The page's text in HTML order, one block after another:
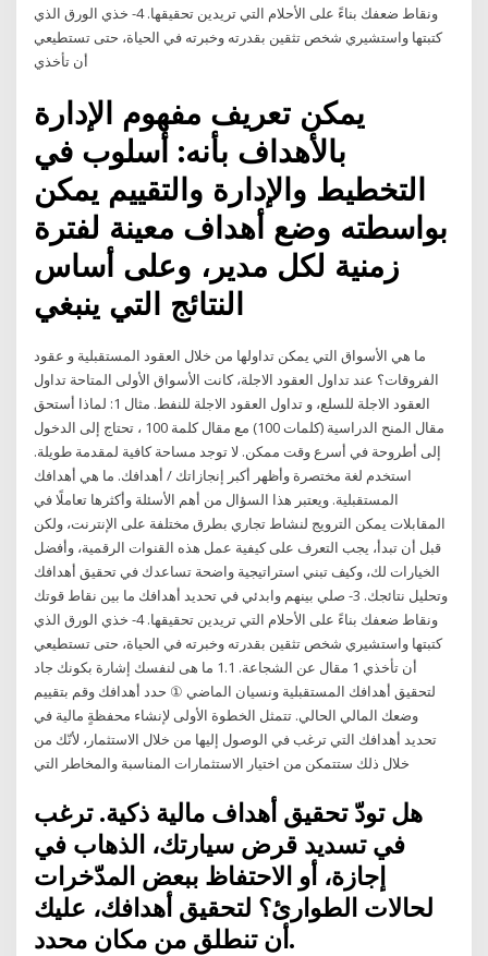
ونقاط ضعفك بناءً على الأحلام التي تريدين تحقيقها. 4- خذي الورق الذي
كتبتها واستشيري شخص تثقين بقدرته وخبرته في الحياة، حتى تستطيعي
أن تأخذي
يمكن تعريف مفهوم الإدارة
بالأهداف بأنه: أسلوب في
التخطيط والإدارة والتقييم يمكن
بواسطته وضع أهداف معينة لفترة
زمنية لكل مدير، وعلى أساس
ما هي الأسواق التي يمكن تداولها من خلال العقود المستقبلية و عقود
الفروقات؟ عند تداول العقود الاجلة، كانت الأسواق الأولى المتاحة تداول
العقود الاجلة للسلع، و تداول العقود الاجلة للنفط. مثال 1: لماذا أستحق
مقال المنح الدراسية (كلمات 100) مع مقال كلمة 100 ، تحتاج إلى الدخول
إلى أطروحة في أسرع وقت ممكن. لا توجد مساحة كافية لمقدمة طويلة.
استخدم لغة مختصرة وأظهر أكبر إنجازاتك / أهدافك. ما هي أهدافك
المستقبلية. ويعتبر هذا السؤال من أهم الأسئلة وأكثرها تعاملًا في
المقابلات يمكن الترويج لنشاط تجاري بطرق مختلفة على الإنترنت، ولكن
قبل أن تبدأ، يجب التعرف على كيفية عمل هذه القنوات الرقمية، وأفضل
الخيارات لك، وكيف تبني استراتيجية واضحة تساعدك في تحقيق أهدافك
وتحليل نتائجك. 3- صلي بينهم وابدئي في تحديد أهدافك ما بين نقاط قوتك
ونقاط ضعفك بناءً على الأحلام التي تريدين تحقيقها. 4- خذي الورق الذي
كتبتها واستشيري شخص تثقين بقدرته وخبرته في الحياة، حتى تستطيعي
أن تأخذي 1 مقال عن الشجاعة. 1.1 ما هى لنفسك إشارة بكونك جاد
لتحقيق أهدافك المستقبلية ونسيان الماضي ① حدد أهدافك وقم بتقييم
وضعك المالي الحالي. تتمثل الخطوة الأولى لإنشاء محفظةٍ مالية في
تحديد أهدافك التي ترغب في الوصول إليها من خلال الاستثمار، لأنّك من
خلال ذلك ستتمكن من اختيار الاستثمارات المناسبة والمخاطر التي
هل تودّ تحقيق أهداف مالية ذكية. ترغب
في تسديد قرض سيارتك، الذهاب في
إجازة، أو الاحتفاظ ببعض المدّخرات
لحالات الطوارئ؟ لتحقيق أهدافك، عليك
أن تنطلق من مكان محدد.